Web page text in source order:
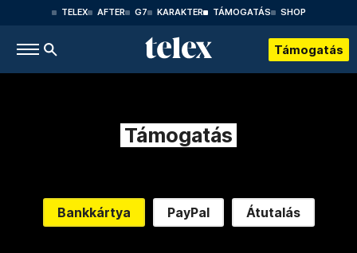
TELEX AFTER G7 KARAKTER TÁMOGATÁS SHOP
Támogatás
Támogatás
Bankkártya PayPal Átutalás